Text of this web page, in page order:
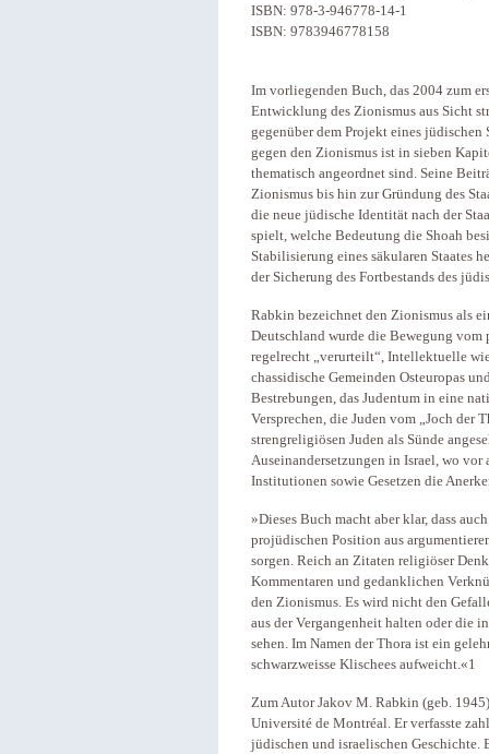
ISBN: 978-3-946778-14-1
ISBN: 9783946778158
Im vorliegenden Buch, das 2004 zum
Entwicklung des Zionismus aus Sicht
gegenüber dem Projekt eines
gegen den Zionismus ist in sieben
thematisch angeordnet sind. Seine
Zionismus bis hin zur Gründung des
die neue jüdische Identität nach der
spielt, welche Bedeutung die Shoah
Stabilisierung eines säkularen Staates
der Sicherung des Fortbestands des
Rabkin bezeichnet den Zionismus als
Deutschland wurde die Bewegung vom
regelrecht „verurteilt“, Intellektuelle
chassidische Gemeinden Osteuropas
Bestrebungen, das Judentum in eine
Versprechen, die Juden vom „Joch der
strengreligiösen Juden als Sünde
Auseinandersetzungen in Israel, wo
Institutionen sowie Gesetzen die
»Dieses Buch macht aber klar, dass
projüdischen Position aus
sorgen. Reich an Zitaten religiöser
Kommentaren und gedanklichen
den Zionismus. Es wird nicht den
aus der Vergangenheit halten oder die
sehen. Im Namen der Thora ist ein
schwarzweisse Klischees aufweicht.«1
Zum Autor Jakov M. Rabkin (geb.
Université de Montréal. Er verfasste
jüdischen und israelischen Geschichte.